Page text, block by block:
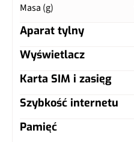
Masa (g)
Aparat tylny
Główny aparat
Lampa błyskowa
Wyświetlacz
Typ ekranu
Karta SIM i zasięg
Typ karty SIM
Szybkość internetu
LTE
Pamięć